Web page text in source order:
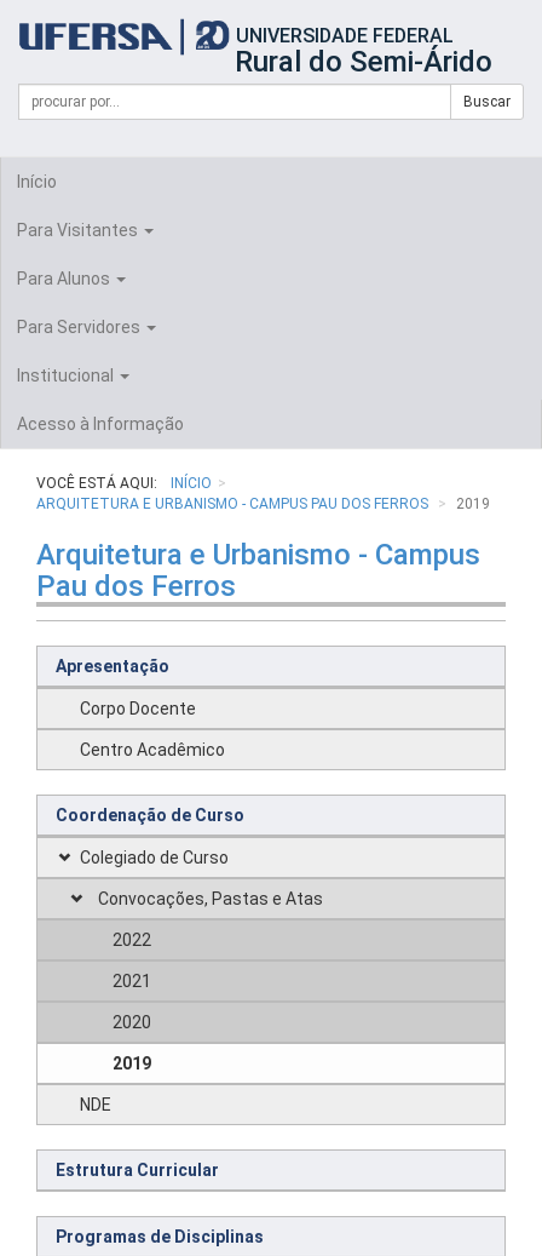
portal
UFERSA
UNIVERSIDADE FEDERAL
Rural do Semi-Árido
Formulário
Busca
Campo
de
Buscar
Início
Para Visitantes
Para Alunos
Para Servidores
Institucional
Acesso à Informação
VOCÊ ESTÁ AQUI:
INÍCIO
ARQUITETURA E URBANISMO - CAMPUS PAU DOS FERROS
2019
Arquitetura e Urbanismo - Campus
Pau dos Ferros
Apresentação
Corpo Docente
Centro Acadêmico
Coordenação de Curso
Colegiado de Curso
Convocações, Pastas e Atas
2022
2021
2020
2019
NDE
Estrutura Curricular
Programas de Disciplinas